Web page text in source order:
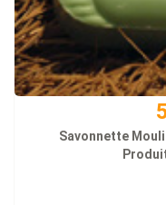
Savonnette